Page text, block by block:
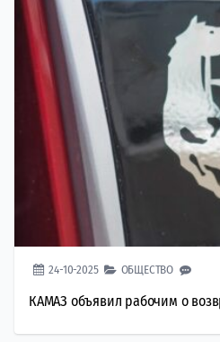
24-10-2025 ОБЩЕСТВО
КАМАЗ объявил рабочим о